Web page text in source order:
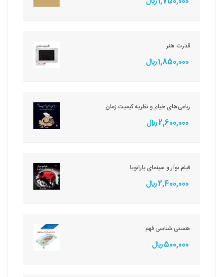
قدرت هنر
1,850,000 ريال
رباعی‌های خیام و نظریه کیمیت زمان
2,600,000 ريال
فیلم نوآر و سینمای پارانویا
2,400,000 ريال
هستی شناسی فهم
500,000 ريال